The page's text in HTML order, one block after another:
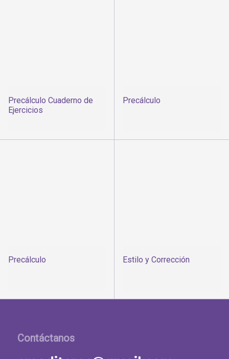
Precálculo Cuaderno de
Ejercicios
Precálculo
Precálculo Estilo y Corrección
Contáctanos